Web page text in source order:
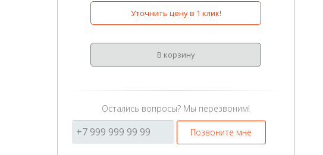
Уточнить цену в 1 клик!
В корзину
Остались вопросы? Мы перезвоним!
Позвоните мне